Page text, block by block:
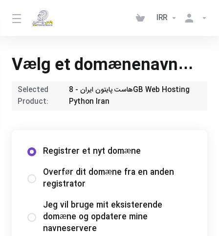
IRR
Vælg et domænenavn…
Selected
Product:
هاست پایتون ایران - 8GB Web Hosting
Python Iran
Registrer et nyt domæne
Overfør dit domæne fra en anden
registrator
Jeg vil bruge mit eksisterende
domæne og opdatere mine
navneservere